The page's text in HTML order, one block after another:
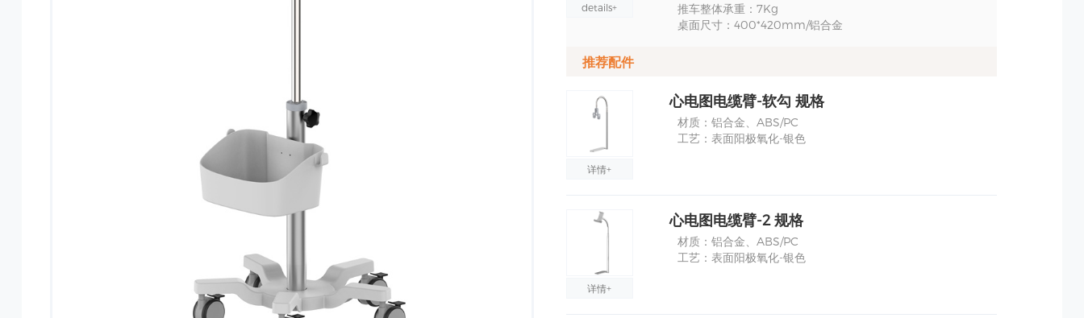
details+
推车整体承重：7Kg
桌面尺寸：400*420mm/铝合金
推荐配件
详情+
心电图电缆臂-软勾 规格
材质：铝合金、ABS/PC
工艺：表面阳极氧化-银色
详情+
心电图电缆臂-2 规格
材质：铝合金、ABS/PC
工艺：表面阳极氧化-银色